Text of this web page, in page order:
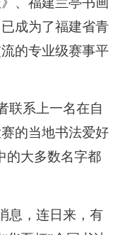
成为了福建省青
的专业级赛事平
系上一名在自
的当地书法爱好
的大多数名字都
，连日来，有